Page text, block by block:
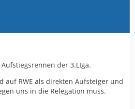
der 3.LIga.
auf RWE als direkten Aufsteiger und
uns in die Relegation muss.